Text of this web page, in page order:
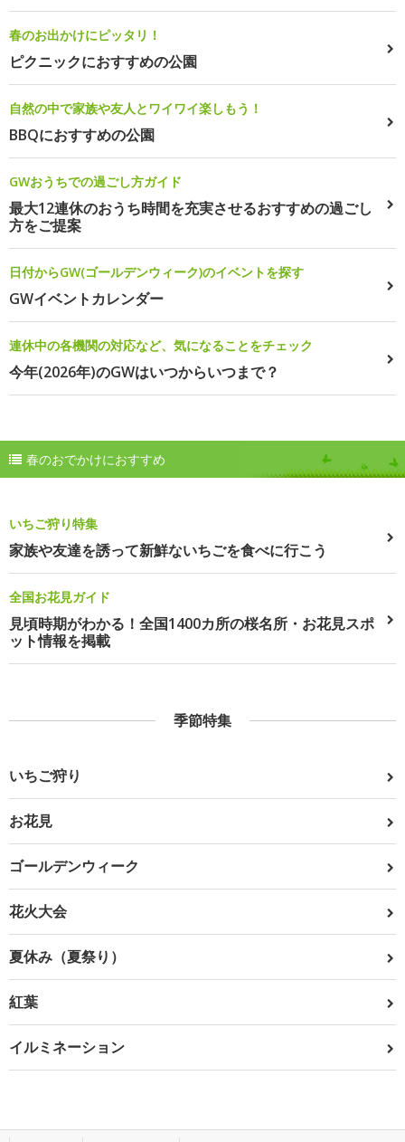
春のお出かけにピッタリ！
ピクニックにおすすめの公園
自然の中で家族や友人とワイワイ楽しもう！
BBQにおすすめの公園
GWおうちでの過ごし方ガイド
最大12連休のおうち時間を充実させるおすすめの過ごし
方をご提案
日付からGW(ゴールデンウィーク)のイベントを探す
GWイベントカレンダー
連休中の各機関の対応など、気になることをチェック
今年(2026年)のGWはいつからいつまで？
春のおでかけにおすすめ
いちご狩り特集
家族や友達を誘って新鮮ないちごを食べに行こう
全国お花見ガイド
見頃時期がわかる！全国1400カ所の桜名所・お花見スポ
ット情報を掲載
季節特集
いちご狩り
お花見
ゴールデンウィーク
花火大会
夏休み（夏祭り）
紅葉
イルミネーション